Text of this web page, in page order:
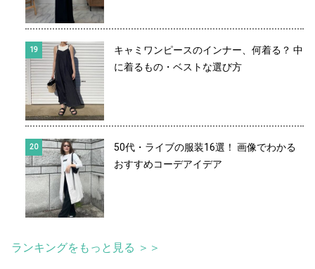
キャミワンピースのインナー、何着る？ 中
に着るもの・ベストな選び方
50代・ライブの服装16選！ 画像でわかる
おすすめコーデアイデア
ランキングをもっと見る ＞＞